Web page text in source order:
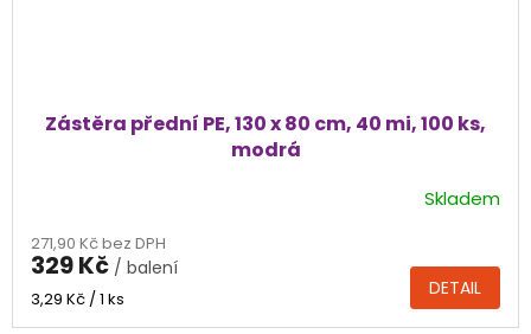
Zástěra přední PE, 130 x 80 cm, 40 mi, 100 ks,
modrá
Skladem
271,90 Kč bez DPH
329 Kč / balení
Měrná
3,29 Kč / 1 ks DETAIL